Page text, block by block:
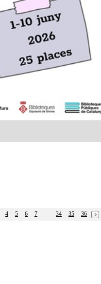
4 5 6 7 … 34 35
36